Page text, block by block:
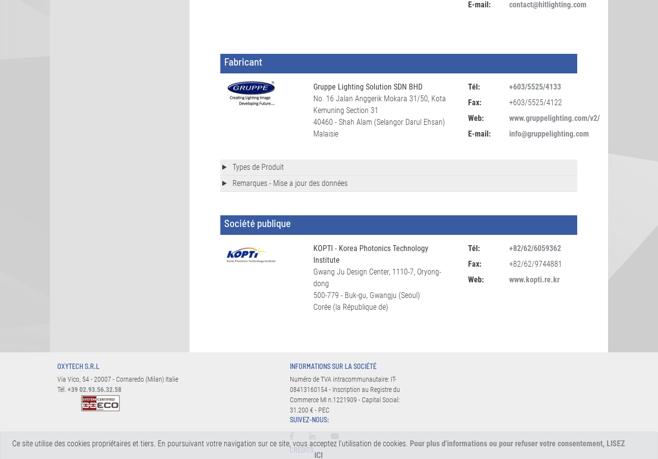
E-mail:
contact@hitlighting.com
Fabricant
Gruppe Lighting Solution SDN BHD
No. 16 Jalan Anggerik Mokara 31/50, Kota
Kemuning Section 31
40460 - Shah Alam (Selangor Darul Ehsan)
Malaisie
Tél:
+603/5525/4133
Fax:
+603/5525/4122
Web:
www.gruppelighting.com/v2/
E-mail:
info@gruppelighting.com
Types de Produit
Remarques - Mise a jour des données
Société publique
KOPTI - Korea Photonics Technology
Institute
Gwang Ju Design Center, 1110-7, Oryong-
dong
500-779 - Buk-gu, Gwangju (Seoul)
Corée (la République de)
Tél:
+82/62/6059362
Fax:
+82/62/9744881
Web:
www.kopti.re.kr
OXYTECH S.R.L
Via Vico, 54 - 20007 - Cornaredo (Milan) Italie
Tél. +39 02.93.56.32.58
INFORMATIONS SUR LA SOCIÉTÉ
Numéro de TVA intracommunautaire: IT-
08413160154 - Inscription au Registre du
Commerce MI n.1221909 - Capital Social:
31.200 € - PEC
SUIVEZ-NOUS:
CREDITS
Ce site utilise des cookies propriétaires et tiers. En poursuivant votre navigation sur ce site, vous acceptez l'utilisation de cookies. Pour plus d'informations ou pour refuser votre consentement, LISEZ
ICI